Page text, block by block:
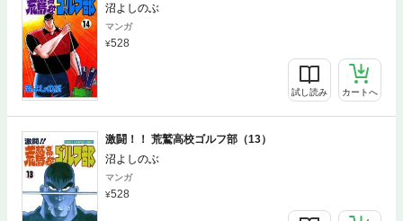
沼よしのぶ
マンガ
528
試し読み カートへ
激闘！！ 荒鷲高校ゴルフ部（13）
沼よしのぶ
マンガ
528